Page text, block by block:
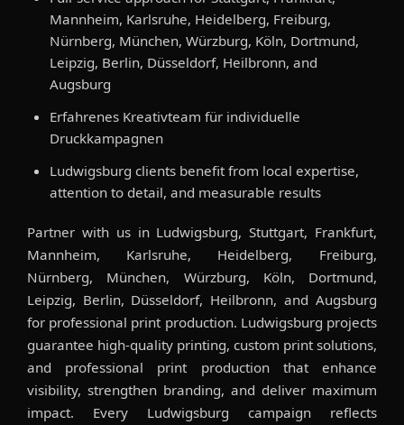
Mannheim, Karlsruhe, Heidelberg, Freiburg,
Nürnberg, München, Würzburg, Köln, Dortmund,
Leipzig, Berlin, Düsseldorf, Heilbronn, and
Augsburg
Erfahrenes Kreativteam für individuelle
Druckkampagnen
Ludwigsburg clients benefit from local expertise,
attention to detail, and measurable results
Partner with us in Ludwigsburg, Stuttgart, Frankfurt,
Mannheim, Karlsruhe, Heidelberg, Freiburg,
Nürnberg, München, Würzburg, Köln, Dortmund,
Leipzig, Berlin, Düsseldorf, Heilbronn, and Augsburg
for professional print production. Ludwigsburg projects
guarantee high-quality printing, custom print solutions,
and professional print production that enhance
visibility, strengthen branding, and deliver maximum
impact. Every Ludwigsburg campaign reflects